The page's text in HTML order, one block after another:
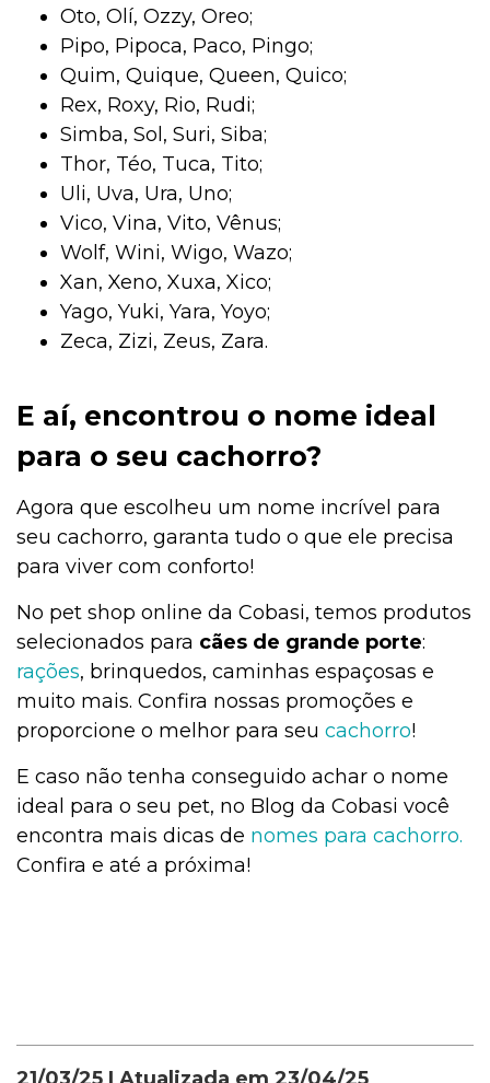
Oto, Olí, Ozzy, Oreo;
Pipo, Pipoca, Paco, Pingo;
Quim, Quique, Queen, Quico;
Rex, Roxy, Rio, Rudi;
Simba, Sol, Suri, Siba;
Thor, Téo, Tuca, Tito;
Uli, Uva, Ura, Uno;
Vico, Vina, Vito, Vênus;
Wolf, Wini, Wigo, Wazo;
Xan, Xeno, Xuxa, Xico;
Yago, Yuki, Yara, Yoyo;
Zeca, Zizi, Zeus, Zara.
E aí, encontrou o nome ideal
para o seu cachorro?
Agora que escolheu um nome incrível para
seu cachorro, garanta tudo o que ele precisa
para viver com conforto!
No pet shop online da Cobasi, temos produtos
selecionados para cães de grande porte:
rações, brinquedos, caminhas espaçosas e
muito mais. Confira nossas promoções e
proporcione o melhor para seu cachorro!
E caso não tenha conseguido achar o nome
ideal para o seu pet, no Blog da Cobasi você
encontra mais dicas de nomes para cachorro.
Confira e até a próxima!